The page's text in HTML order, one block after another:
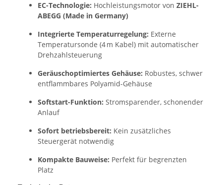
EC-Technologie: Hochleistungsmotor von ZIEHL-
ABEGG (Made in Germany)
Integrierte Temperaturregelung: Externe
Temperatursonde (4 m Kabel) mit automatischer
Drehzahlsteuerung
Geräuschoptimiertes Gehäuse: Robustes, schwer
entflammbares Polyamid-Gehäuse
Softstart-Funktion: Stromsparender, schonender
Anlauf
Sofort betriebsbereit: Kein zusätzliches
Steuergerät notwendig
Kompakte Bauweise: Perfekt für begrenzten
Platz